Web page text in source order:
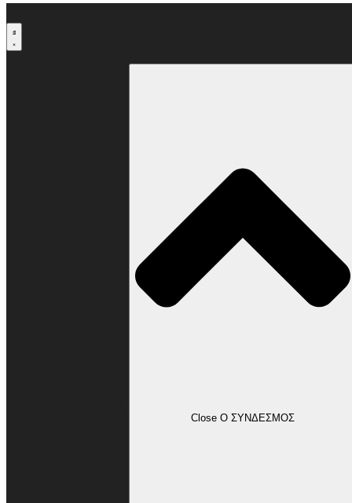
στο
περιεχόμενο
Close Ο ΣΥΝΔΕΣΜΟΣ